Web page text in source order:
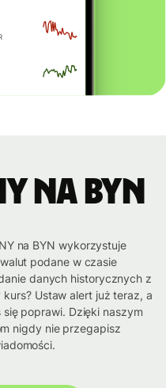
na BYN
na BYN wykorzystuje
podane w czasie
danych historycznych z
Ustaw alert już teraz, a
poprawi. Dzięki naszym
nigdy nie przegapisz